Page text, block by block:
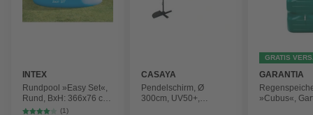
INTEX
Rundpool »Easy Set«,
Rund, BxH: 366x76 cm,
blau
(1)
CASAYA
Pendelschirm, Ø
300cm, UV50+,
GRATIS
GARANTIA
»Cubus«,